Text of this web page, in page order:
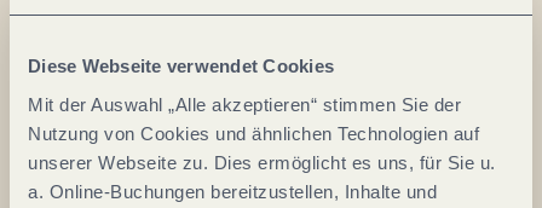
Diese Webseite verwendet Cookies
Mit der Auswahl „Alle akzeptieren“ stimmen Sie der
Nutzung von Cookies und ähnlichen Technologien auf
unserer Webseite zu. Dies ermöglicht es uns, für Sie u.
a. Online-Buchungen bereitzustellen, Inhalte und
DE
E-Mail:wahnemuehl@meyer-konzerte.de